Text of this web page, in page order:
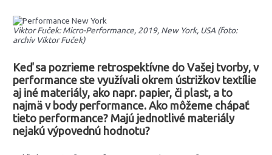
Viktor Fuček: Micro-Performance, 2019, New York, USA (foto:
archív Viktor Fuček)
Keď sa pozrieme retrospektívne do Vašej tvorby, v
performance ste využívali okrem ústrižkov textílie
aj iné materiály, ako napr. papier, či plast, a to
najmä v body performance. Ako môžeme chápať
tieto performance? Majú jednotlivé materiály
nejakú výpovednú hodnotu?